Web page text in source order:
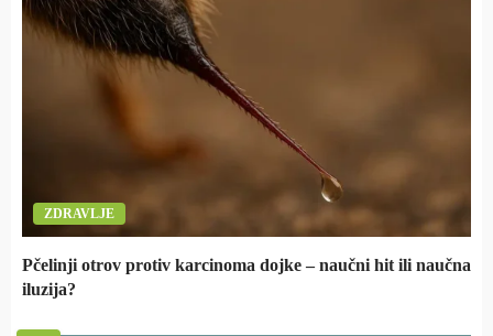
ZDRAVLJE
Pčelinji otrov protiv karcinoma dojke – naučni hit ili naučna
iluzija?